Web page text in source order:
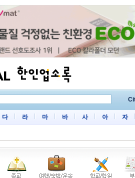
다 라 마 바 사 아 자